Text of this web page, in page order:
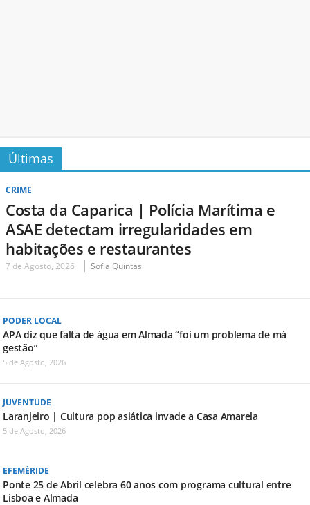
Últimas
CRIME
Costa da Caparica | Polícia Marítima e
ASAE detectam irregularidades em
habitações e restaurantes
7 de Agosto, 2026 Sofia Quintas
PODER LOCAL
APA diz que falta de água em Almada “foi um problema de má
gestão”
5 de Agosto, 2026
JUVENTUDE
Laranjeiro | Cultura pop asiática invade a Casa Amarela
5 de Agosto, 2026
EFEMÉRIDE
Ponte 25 de Abril celebra 60 anos com programa cultural entre
Lisboa e Almada